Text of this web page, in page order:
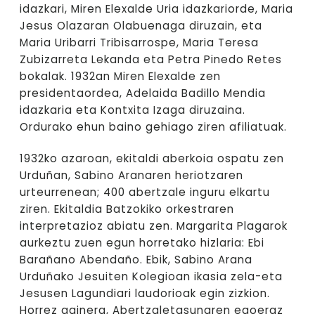
idazkari, Miren Elexalde Uria idazkariorde, Maria
Jesus Olazaran Olabuenaga diruzain, eta
Maria Uribarri Tribisarrospe, Maria Teresa
Zubizarreta Lekanda eta Petra Pinedo Retes
bokalak. 1932an Miren Elexalde zen
presidentaordea, Adelaida Badillo Mendia
idazkaria eta Kontxita Izaga diruzaina.
Ordurako ehun baino gehiago ziren afiliatuak.
1932ko azaroan, ekitaldi aberkoia ospatu zen
Urduñan, Sabino Aranaren heriotzaren
urteurrenean; 400 abertzale inguru elkartu
ziren. Ekitaldia Batzokiko orkestraren
interpretazioz abiatu zen. Margarita Plagarok
aurkeztu zuen egun horretako hizlaria: Ebi
Barañano Abendaño. Ebik, Sabino Arana
Urduñako Jesuiten Kolegioan ikasia zela-eta
Jesusen Lagundiari laudorioak egin zizkion.
Horrez gainera, Abertzaletasunaren egoeraz